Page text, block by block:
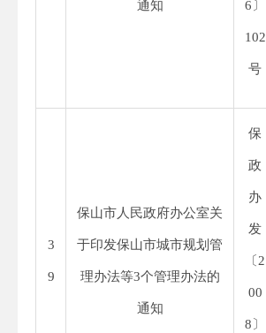
通知 6 〕
102
号
3
9
保山市人民政府办公室关
于印发保山市城市规划管
理办法等3个管理办法的
通知
保
政
办
发
〔 2
00
8 〕